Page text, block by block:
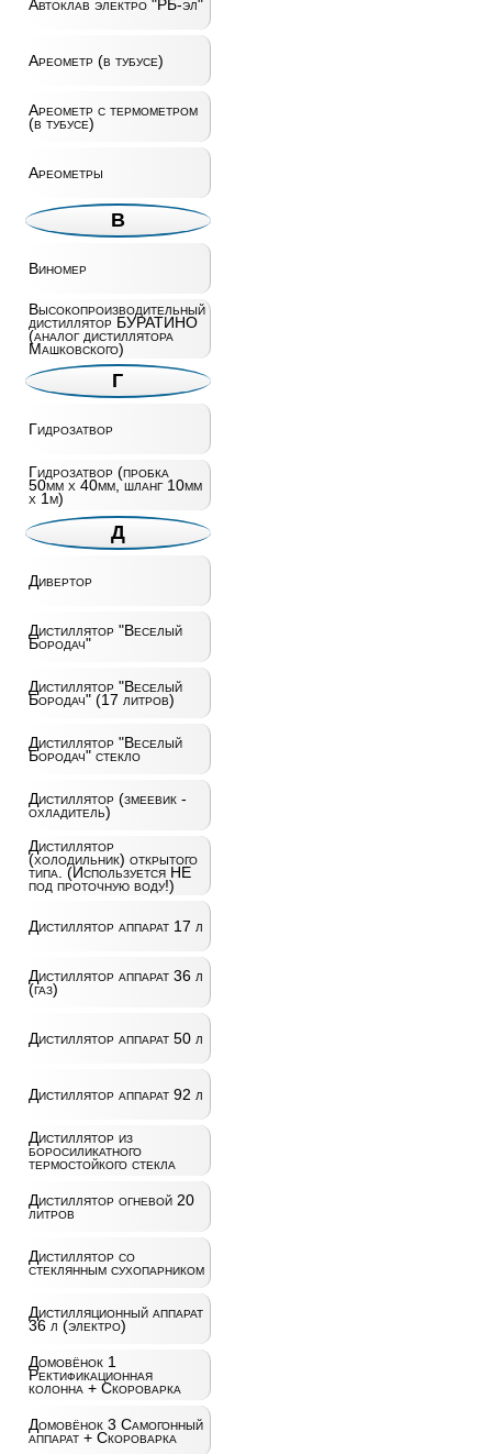
Автоклав электро "РБ-эл"
Ареометр (в тубусе)
Ареометр c термометром
(в тубусе)
Ареометры
В
Виномер
Высокопроизводительный
дистиллятор БУРАТИНО
(аналог дистиллятора
Машковского)
Г
Гидрозатвор
Гидрозатвор (пробка
50мм х 40мм, шланг 10мм
х 1м)
Д
Дивертор
Дистиллятор "Веселый
Бородач"
Дистиллятор "Веселый
Бородач" (17 литров)
Дистиллятор "Веселый
Бородач" стекло
Дистиллятор (змеевик -
охладитель)
Дистиллятор
(холодильник) открытого
типа. (Используется НЕ
под проточную воду!)
Дистиллятор аппарат 17 л
Дистиллятор аппарат 36 л
(газ)
Дистиллятор аппарат 50 л
Дистиллятор аппарат 92 л
Дистиллятор из
боросиликатного
термостойкого стекла
Дистиллятор огневой 20
литров
Дистиллятор со
стеклянным сухопарником
Дистилляционный аппарат
36 л (электро)
Домовёнок 1
Ректификационная
колонна + Скороварка
Домовёнок 3 Самогонный
аппарат + Скороварка